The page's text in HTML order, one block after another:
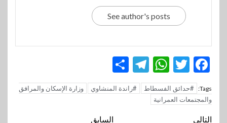
See author's posts
Facebook
Twitter
WhatsApp
Telegram
Tags: #حدائق الفسطاط #راندة المنشاوي
وزارة الإسكان والمرافق
والمجتمعات العمرانية
السابق
التالي